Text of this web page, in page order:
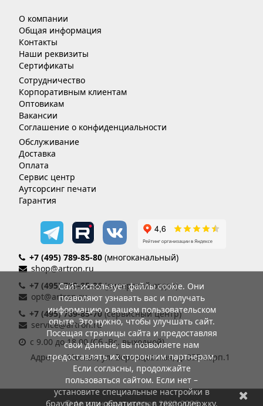
О компании
Общая информация
Контакты
Наши реквизиты
Сертификаты
Сотрудничество
Корпоративным клиентам
Оптовикам
Вакансии
Соглашение о конфиденциальности
Обслуживание
Доставка
Оплата
Сервис центр
Аутсорсинг печати
Гарантия
+7 (495) 789-85-80 (многоканальный)
shop@artron.ru
+7 (495) 789-85-86(дилерский отдел)
opt@artron.ru
+7 (495) 789-85-70 (сервисный центр)
service@artron.ru
с 9.00 до 18.00 (Сб.-Вс. выходной)
Адрес: г. Москва, ул. Воронцовская, д. 35Б корп.1
© Артрон компьютерс 2002-2026
Сайт использует файлы cookie. Они
позволяют узнавать вас и получать
информацию о вашем пользовательском
опыте. Это нужно, чтобы улучшать сайт.
Посещая страницы сайта и предоставляя
свои данные, вы позволяете нам
предоставлять их сторонним партнерам.
Если согласны, продолжайте
пользоваться сайтом. Если нет –
установите специальные настройки в
браузере или обратитесь в техподдержку.